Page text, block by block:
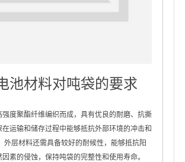
池材料对吨袋的要求
强度聚酯纤维编织而成，具有优良的耐磨、抗撕
运输和储存过程中能够抵抗外部环境的冲击和
外层材料还需具备较好的耐候性，能够抵抗阳
素的侵蚀，保持吨袋的完整性和使用寿命。